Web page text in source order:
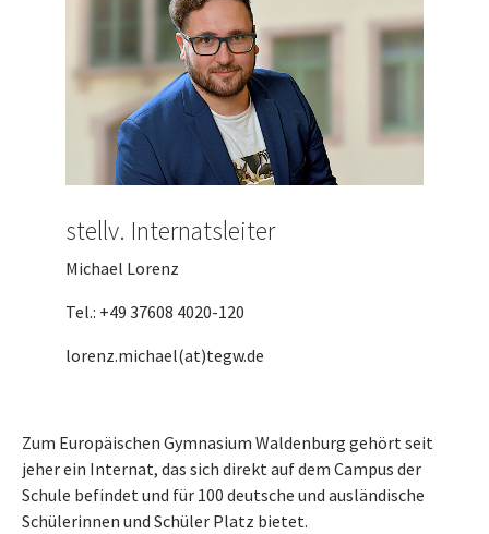
stellv. Internatsleiter
Michael Lorenz
Tel.: +49 37608 4020-120
lorenz.michael(at)tegw.de
Zum Europäischen Gymnasium Waldenburg gehört seit
jeher ein Internat, das sich direkt auf dem Campus der
Schule befindet und für 100 deutsche und ausländische
Schülerinnen und Schüler Platz bietet.